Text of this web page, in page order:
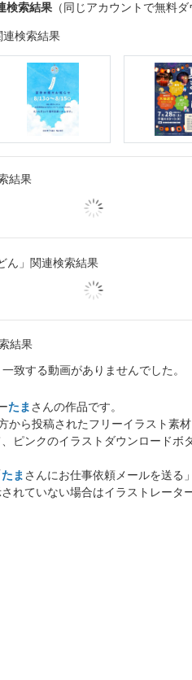
検索結果 （同じアカウントで無料
連検索結果
結果
ん」関連検索結果
結果
一致する動画がありませんでした。
たま さんの作品です。
から投稿されたフリーイラスト素
、ピンクのイラストダウンロードボ
たま さんにお仕事依頼メールを送る
れていない場合はイラストレータ